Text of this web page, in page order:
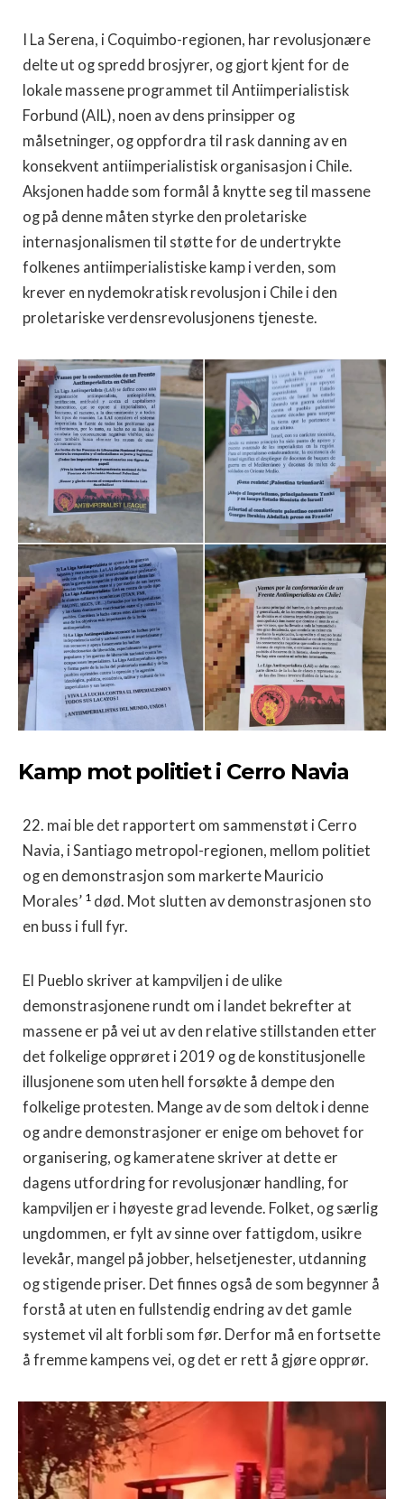
I La Serena, i Coquimbo-regionen, har revolusjonære
delte ut og spredd brosjyrer, og gjort kjent for de
lokale massene programmet til Antiimperialistisk
Forbund (AIL), noen av dens prinsipper og
målsetninger, og oppfordra til rask danning av en
konsekvent antiimperialistisk organisasjon i Chile.
Aksjonen hadde som formål å knytte seg til massene
og på denne måten styrke den proletariske
internasjonalismen til støtte for de undertrykte
folkenes antiimperialistiske kamp i verden, som
krever en nydemokratisk revolusjon i Chile i den
proletariske verdensrevolusjonens tjeneste.
Kamp mot politiet i Cerro Navia
22. mai ble det rapportert om sammenstøt i Cerro
Navia, i Santiago metropol-regionen, mellom politiet
og en demonstrasjon som markerte Mauricio
Morales’ 1 død. Mot slutten av demonstrasjonen sto
en buss i full fyr.
El Pueblo skriver at kampviljen i de ulike
demonstrasjonene rundt om i landet bekrefter at
massene er på vei ut av den relative stillstanden etter
det folkelige opprøret i 2019 og de konstitusjonelle
illusjonene som uten hell forsøkte å dempe den
folkelige protesten. Mange av de som deltok i denne
og andre demonstrasjoner er enige om behovet for
organisering, og kameratene skriver at dette er
dagens utfordring for revolusjonær handling, for
kampviljen er i høyeste grad levende. Folket, og særlig
ungdommen, er fylt av sinne over fattigdom, usikre
levekår, mangel på jobber, helsetjenester, utdanning
og stigende priser. Det finnes også de som begynner å
forstå at uten en fullstendig endring av det gamle
systemet vil alt forbli som før. Derfor må en fortsette
å fremme kampens vei, og det er rett å gjøre opprør.